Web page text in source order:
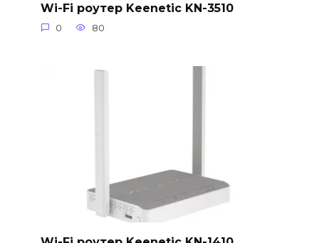
Wi-Fi роутер Keenetic KN-3510
0 80